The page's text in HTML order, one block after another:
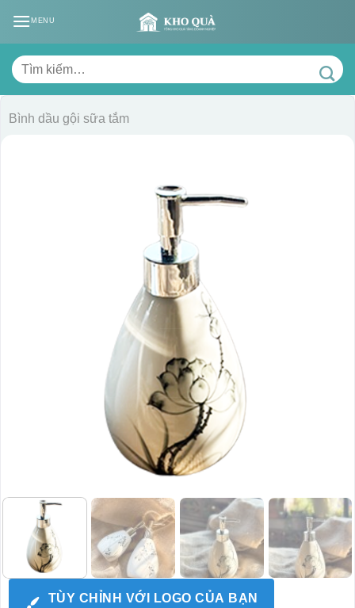
MENU
Tìm
kiếm:
Bình dầu gội sữa tắm
TÙY CHỈNH VỚI LOGO CỦA BẠN